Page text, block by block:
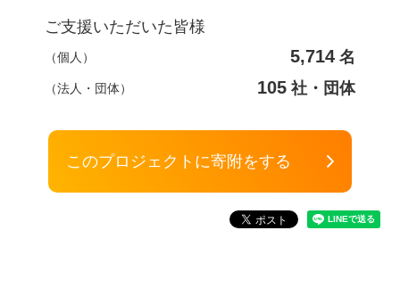
ご支援いただいた皆様
（個人） 5,714 名
（法人・団体） 105 社・団体
このプロジェクトに寄附をする